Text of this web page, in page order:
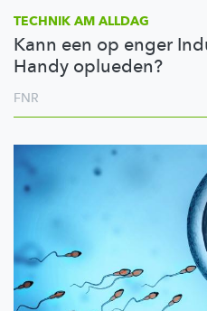
TECHNIK AM ALLDAG
Kann een op enger
Handy oplueden?
FNR